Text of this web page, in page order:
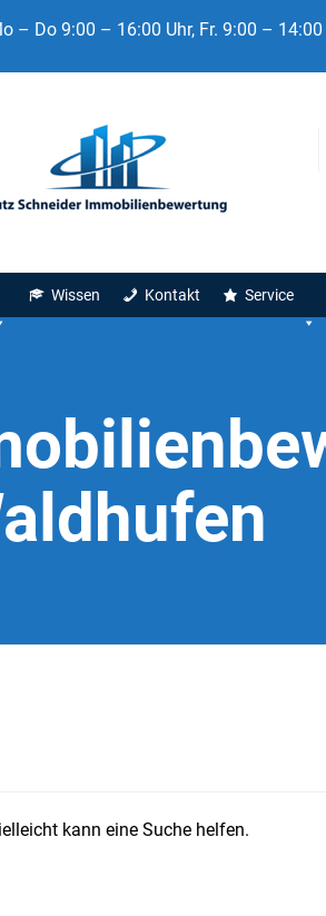
– Do 9:00 – 16:00 Uhr, Fr. 9:00 – 14:00
Wissen Kontakt Service
kann eine Suche helfen.